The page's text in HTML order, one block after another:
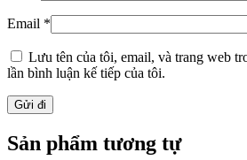
Email *
Lưu tên của tôi, email, và trang web
lần bình luận kế tiếp của tôi.
Sản phẩm tương tự